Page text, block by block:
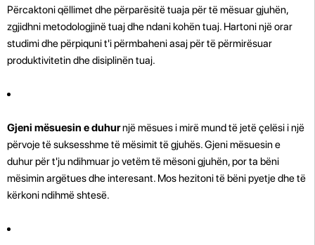
Përcaktoni qëllimet dhe përparësitë tuaja për të mësuar gjuhën,
zgjidhni metodologjinë tuaj dhe ndani kohën tuaj. Hartoni një orar
studimi dhe përpiquni t'i përmbaheni asaj për të përmirësuar
produktivitetin dhe disiplinën tuaj.
Gjeni mësuesin e duhurnjë mësues i mirë mund të jetë çelësi i një
përvoje të suksesshme të mësimit të gjuhës. Gjeni mësuesin e
duhur për t'ju ndihmuar jo vetëm të mësoni gjuhën, por ta bëni
mësimin argëtues dhe interesant. Mos hezitoni të bëni pyetje dhe të
kërkoni ndihmë shtesë.